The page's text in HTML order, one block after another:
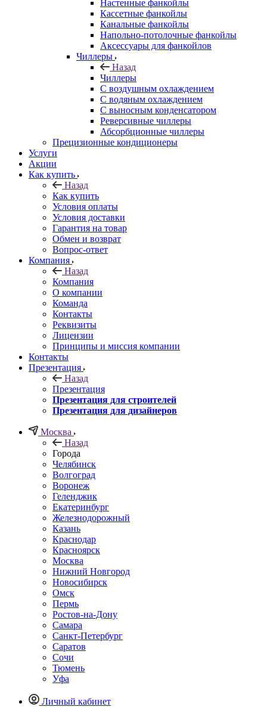
Настенные фанкойлы
Кассетные фанкойлы
Канальные фанкойлы
Напольно-потолочные фанкойлы
Аксессуары для фанкойлов
Чиллеры
Назад
Чиллеры
С воздушным охлаждением
С водяным охлаждением
С выносным конденсатором
Реверсивные чиллеры
Абсорбционные чиллеры
Прецизионные кондиционеры
Услуги
Акции
Как купить
Назад
Как купить
Условия оплаты
Условия доставки
Гарантия на товар
Обмен и возврат
Вопрос-ответ
Компания
Назад
Компания
О компании
Команда
Контакты
Реквизиты
Лицензии
Принципы и миссия компании
Контакты
Презентация
Назад
Презентация
Презентация для строителей
Презентация для дизайнеров
Москва
Назад
Города
Челябинск
Волгоград
Воронеж
Геленджик
Екатеринбург
Железнодорожный
Казань
Краснодар
Красноярск
Москва
Нижний Новгород
Новосибирск
Омск
Пермь
Ростов-на-Дону
Самара
Санкт-Петербург
Саратов
Сочи
Тюмень
Уфа
Личный кабинет